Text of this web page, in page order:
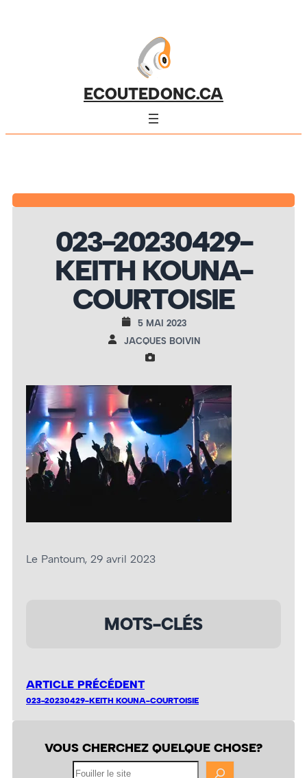
ECOUTEDONC.CA
023-20230429-
KEITH KOUNA-
COURTOISIE
5 MAI 2023
JACQUES BOIVIN
Le Pantoum, 29 avril 2023
MOTS-CLÉS
ARTICLE PRÉCÉDENT
023-20230429-KEITH KOUNA-COURTOISIE
VOUS CHERCHEZ QUELQUE CHOSE?